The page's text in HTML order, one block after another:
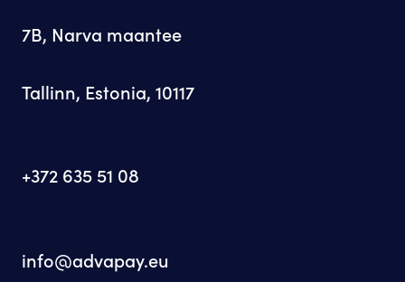
7B, Narva maantee
Tallinn, Estonia, 10117
+372 635 51 08
info@advapay.eu